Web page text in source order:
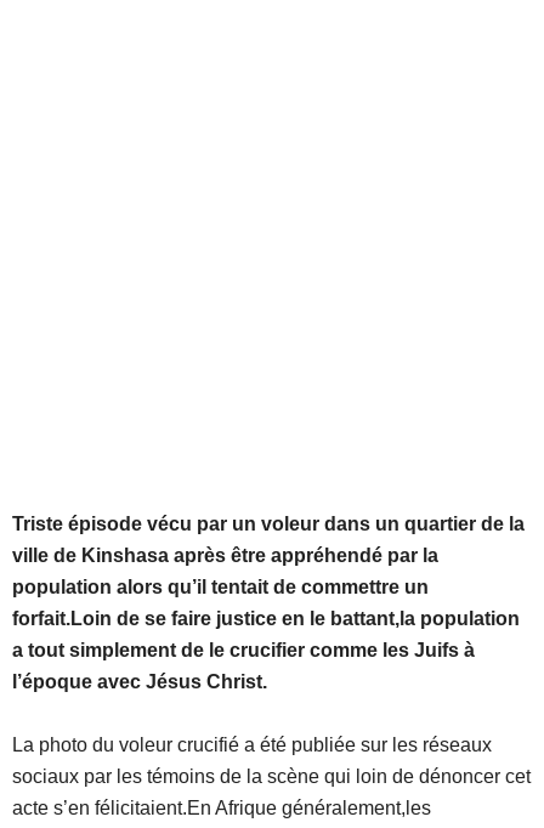
Triste épisode vécu par un voleur dans un quartier de la
ville de Kinshasa après être appréhendé par la
population alors qu’il tentait de commettre un
forfait.Loin de se faire justice en le battant,la population
a tout simplement de le crucifier comme les Juifs à
l’époque avec Jésus Christ.
La photo du voleur crucifié a été publiée sur les réseaux
sociaux par les témoins de la scène qui loin de dénoncer cet
acte s’en félicitaient.En Afrique généralement,les